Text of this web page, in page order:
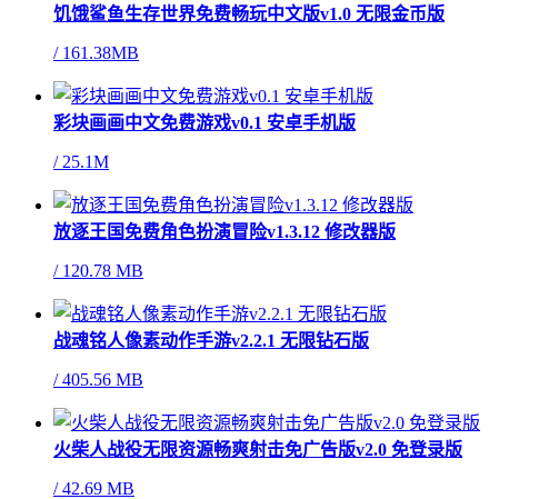
饥饿鲨鱼生存世界免费畅玩中文版v1.0 无限金币版
/161.38MB
彩块画画中文免费游戏v0.1 安卓手机版
/25.1M
放逐王国免费角色扮演冒险v1.3.12 修改器版
/120.78 MB
战魂铭人像素动作手游v2.2.1 无限钻石版
/405.56 MB
火柴人战役无限资源畅爽射击免广告版v2.0 免登录版
/42.69 MB